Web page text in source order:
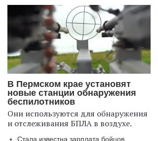
В Пермском крае установят
новые станции обнаружения
беспилотников
Они используются для обнаружения
и отслеживания БПЛА в воздухе.
Стала известна зарплата бойцов